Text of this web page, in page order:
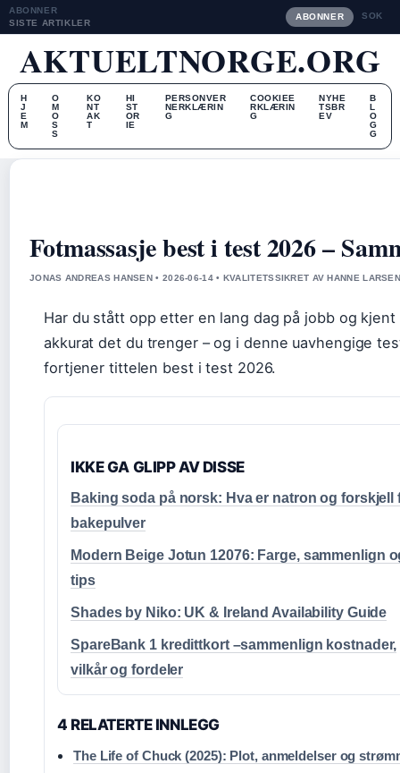
ABONNER
SISTE ARTIKLER
ABONNER SOK
AKTUELTNORGE.ORG
H
J
E
M
O
M
O
S
S
KO
NT
AK
T
HI
ST
OR
IE
PERSONVER
NERKLÆRIN
G
COOKIEE
RKLÆRIN
G
NYHE
TSBR
EV
B
L
O
G
G
Fotmassasje best i test 2026 –
JONAS ANDREAS HANSEN • 2026-06-14 • KVALITETSSIKRET AV HANNE
Har du stått opp etter en lang dag på jobb og
akkurat det du trenger – og i denne uavhengige
fortjener tittelen best i test 2026.
IKKE GA GLIPP AV DISSE
Baking soda på norsk: Hva er natron og forskjell
bakepulver
Modern Beige Jotun 12076: Farge, sammenlign
tips
Shades by Niko: UK & Ireland Availability Guide
SpareBank 1 kredittkort –sammenlign kostnader,
vilkår og fordeler
4 RELATERTE INNLEGG
The Life of Chuck (2025): Plot, anmeldelser og